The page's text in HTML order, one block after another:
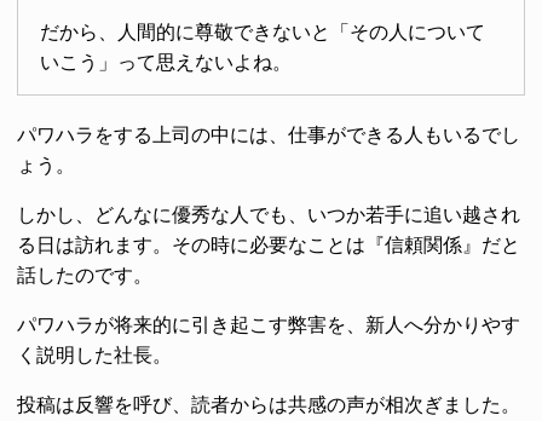
だから、人間的に尊敬できないと「その人について
いこう」って思えないよね。
パワハラをする上司の中には、仕事ができる人もいるでし
ょう。
しかし、どんなに優秀な人でも、いつか若手に追い越され
る日は訪れます。その時に必要なことは『信頼関係』だと
話したのです。
パワハラが将来的に引き起こす弊害を、新人へ分かりやす
く説明した社長。
投稿は反響を呼び、読者からは共感の声が相次ぎました。